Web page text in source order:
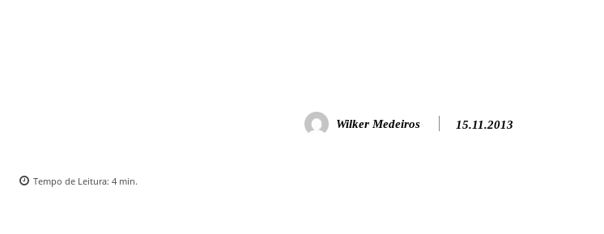
Wilker Medeiros 15.11.2013
Tempo de Leitura: 4 min.